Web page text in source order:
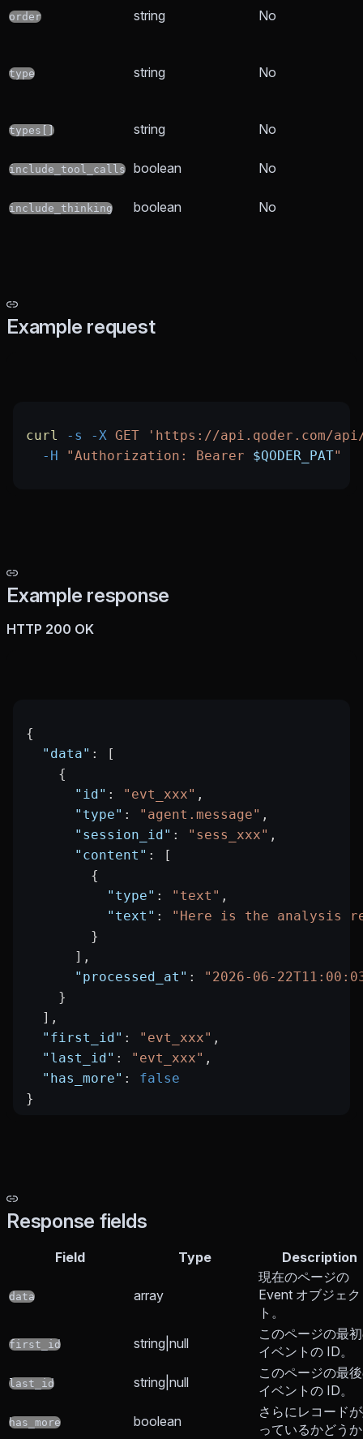
order string No
type string No
types[] string No
include_tool_calls boolean No
include_thinking boolean No
Example request
curl -s -X GET 'https://api.qoder.com/api/
  -H
"Authorization: Bearer $QODER_PAT"
Example response
HTTP 200 OK
{
  "data"
: [
    {
      "id"
: "evt_xxx" ,
      "type"
: "agent.message" ,
      "session_id"
: "sess_xxx" ,
      "content"
: [
        {
          "type"
: "text" ,
          "text"
:
"Here is the analysis
        }
      ],
      "processed_at"
:
"2026-06-
    }
  ],
  "first_id"
: "evt_xxx" ,
  "last_id"
: "evt_xxx" ,
  "has_more"
: false
}
Response fields
Field Type Description
data array
現在のページの
Event オブジェク
ト。
first_id string|null
このページの最
イベントの ID。
last_id string|null
このページの最
イベントの ID。
has_more boolean
さらにレコード
っているかどう